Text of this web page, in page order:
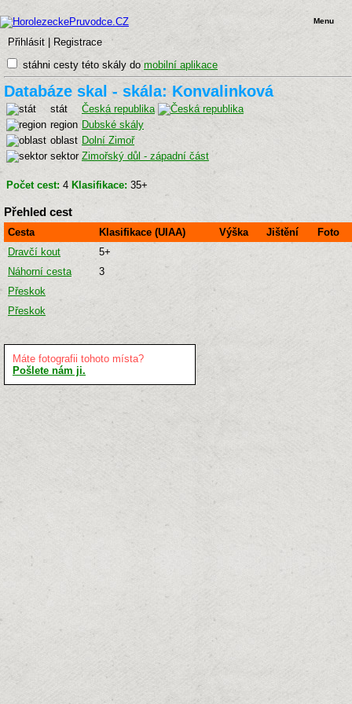
Přihlásit Registrace
Menu
stáhni cesty této skály domobilní aplikace
Databáze skal - skála: Konvalinková
stát
Česká republika
region Dubské skály
oblast Dolní Zimoř
sektor Zimořský důl - západní část
Počet cest: 4 Klasifikace: 35+
Přehled cest
Cesta Klasifikace (UIAA) Výška Jištění
Foto
Dravčí kout
5+
Náhorní cesta
3
Přeskok
Přeskok
Máte fotografii tohoto místa?
Pošlete nám ji.